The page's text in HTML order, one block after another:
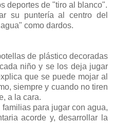
deportes de "tiro al blanco".
su puntería al centro del
como dardos.
de plástico decoradas
niño y se los deja jugar
que se puede mojar al
siempre y cuando no tiren
a la cara.
familias para jugar con agua,
acorde y, desarrollar la